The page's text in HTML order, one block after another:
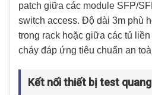
patch giữa các module SFP/
switch access. Độ dài 3m phù
trong rack hoặc giữa các tủ
cháy đáp ứng tiêu chuẩn an
Kết nối thiết bị test quang